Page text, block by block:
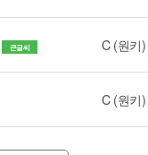
큰글씨 C (원키)
C (원키)